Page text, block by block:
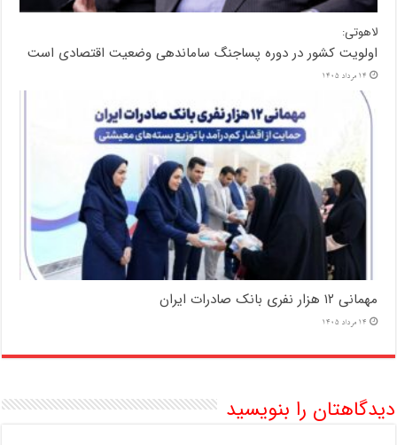
لاهوتی:
اولویت کشور در دوره پساجنگ ساماندهی وضعیت اقتصادی است
14 مرداد 1405
مهمانی ۱۲ هزار نفری بانک صادرات ایران
14 مرداد 1405
دیدگاهتان را بنویسید